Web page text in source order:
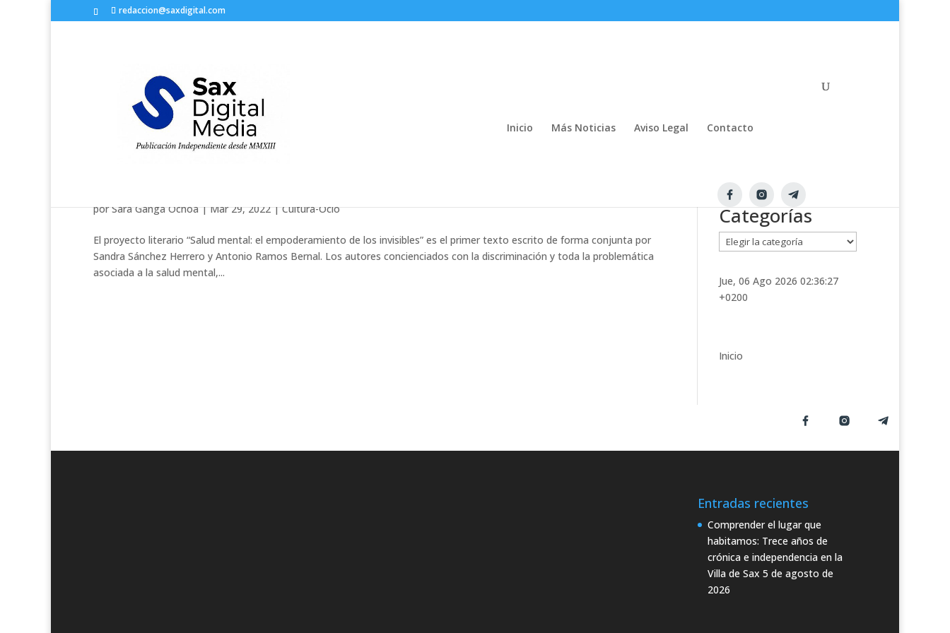
redaccion@saxdigital.com
Inicio Más Noticias Aviso Legal Contacto
porSara Ganga Ochoa|Mar 29, 2022|Cultura-Ocio
El proyecto literario “Salud mental: el empoderamiento de los invisibles” es el primer texto escrito de forma conjunta por
Sandra Sánchez Herrero y Antonio Ramos Bernal. Los autores concienciados con la discriminación y toda la problemática
asociada a la salud mental,...
Categorías
a
e
g
í
Jue, 06 Ago 2026 02:36:27
+0200
Inicio
Entradas recientes
Comprender el lugar que
habitamos: Trece años de
crónica e independencia en la
Villa de Sax 5 de agosto de
2026